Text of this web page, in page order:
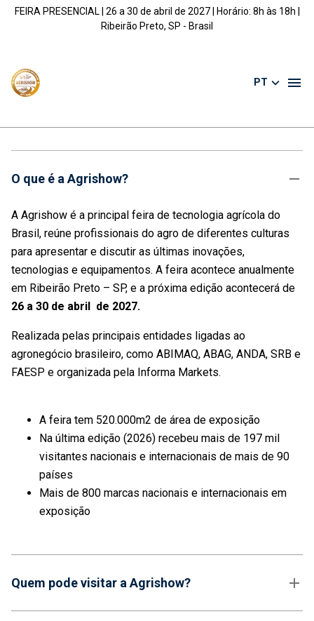
FEIRA PRESENCIAL | 26 a 30 de abril de 2027 | Horário: 8h às 18h |
Ribeirão Preto, SP - Brasil
PT
O que é a Agrishow?
A Agrishow é a principal feira de tecnologia agrícola do
Brasil, reúne profissionais do agro de diferentes culturas
para apresentar e discutir as últimas inovações,
tecnologias e equipamentos. A feira acontece anualmente
em Ribeirão Preto – SP, e a próxima edição acontecerá de
26 a 30 de abril de 2027.
Realizada pelas principais entidades ligadas ao
agronegócio brasileiro, como ABIMAQ, ABAG, ANDA, SRB e
FAESP e organizada pela Informa Markets.
A feira tem 520.000m2 de área de exposição
Na última edição (2026) recebeu mais de 197 mil
visitantes nacionais e internacionais de mais de 90
países
Mais de 800 marcas nacionais e internacionais em
exposição
Quem pode visitar a Agrishow?